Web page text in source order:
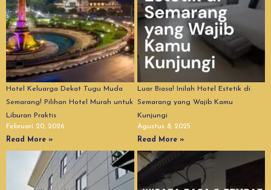
Hotel Keluarga Dekat Tugu Muda
Semarang! Pilihan Hotel Murah untuk
Liburan Praktis
Februari 20, 2026
Read More »
Luar Biasa! Inilah Hotel Estetik di
Semarang yang Wajib Kamu
Kunjungi
Agustus 8, 2025
Read More »